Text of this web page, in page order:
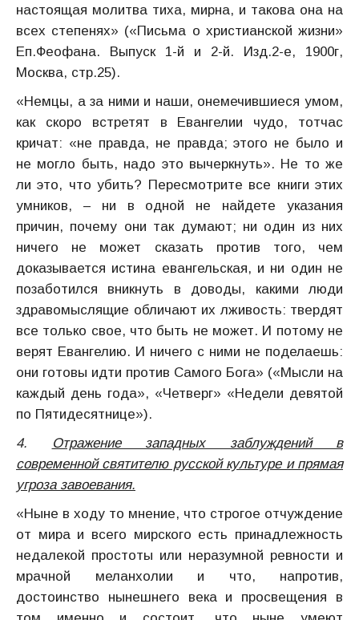
настоящая молитва тиха, мирна, и такова она на
всех степенях» («Письма о христианской жизни»
Еп.Феофана. Выпуск 1-й и 2-й. Изд.2-е, 1900г,
Москва, стр.25).
«Немцы, а за ними и наши, онемечившиеся умом,
как скоро встретят в Евангелии чудо, тотчас
кричат: «не правда, не правда; этого не было и
не могло быть, надо это вычеркнуть». Не то же
ли это, что убить? Пересмотрите все книги этих
умников, – ни в одной не найдете указания
причин, почему они так думают; ни один из них
ничего не может сказать против того, чем
доказывается истина евангельская, и ни один не
позаботился вникнуть в доводы, какими люди
здравомыслящие обличают их лживость: твердят
все только свое, что быть не может. И потому не
верят Евангелию. И ничего с ними не поделаешь:
они готовы идти против Самого Бога» («Мысли на
каждый день года», «Четверг» «Недели девятой
по Пятидесятнице»).
4.
Отражение западных заблуждений в
современной святителю русской культуре и прямая
угроза завоевания.
«Ныне в ходу то мнение, что строгое отчуждение
от мира и всего мирского есть принадлежность
недалекой простоты или неразумной ревности и
мрачной меланхолии и что, напротив,
достоинство нынешнего века и просвещения в